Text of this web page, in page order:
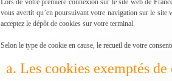
Lors de votre première connexion sur le site web de
vous avertit qu’en poursuivant votre navigation sur le site
acceptez le dépôt de cookies sur votre terminal.
Selon le type de cookie en cause, le recueil de votre
a. Les cookies exemptés de